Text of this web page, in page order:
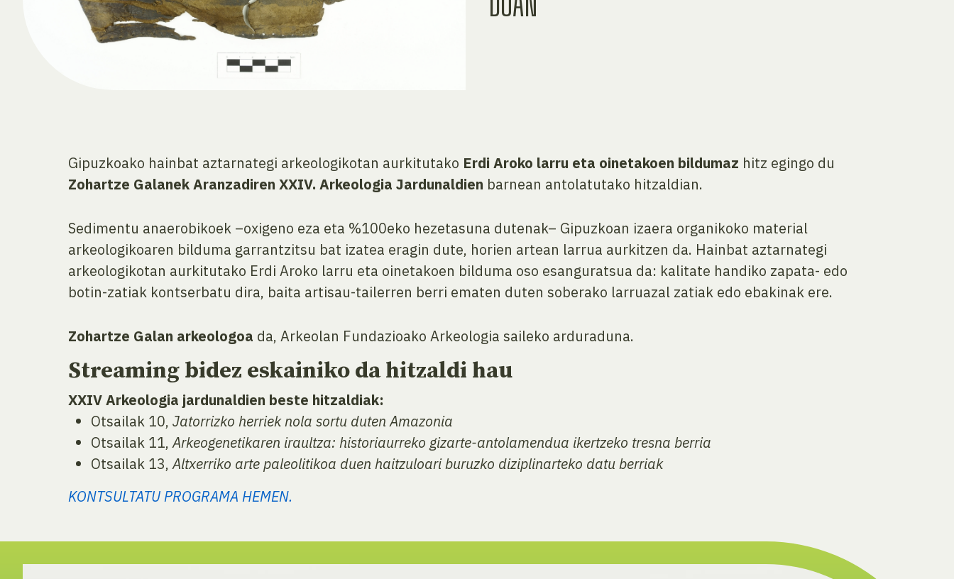
Gipuzkoako hainbat aztarnategi arkeologikotan aurkitutako Erdi Aroko larru eta oinetakoen bildumaz hitz egingo du
Zohartze Galanek Aranzadiren XXIV. Arkeologia Jardunaldien barnean antolatutako hitzaldian.
Sedimentu anaerobikoek –oxigeno eza eta %100eko hezetasuna dutenak– Gipuzkoan izaera organikoko material
arkeologikoaren bilduma garrantzitsu bat izatea eragin dute, horien artean larrua aurkitzen da. Hainbat aztarnategi
arkeologikotan aurkitutako Erdi Aroko larru eta oinetakoen bilduma oso esanguratsua da: kalitate handiko zapata- edo
botin-zatiak kontserbatu dira, baita artisau-tailerren berri ematen duten soberako larruazal zatiak edo ebakinak ere.
Zohartze Galan arkeologoa da, Arkeolan Fundazioako Arkeologia saileko arduraduna.
Streaming bidez eskainiko da hitzaldi hau
XXIV Arkeologia jardunaldien beste hitzaldiak:
Otsailak 10, Jatorrizko herriek nola sortu duten Amazonia
Otsailak 11,Arkeogenetikaren iraultza: historiaurreko gizarte-antolamendua ikertzeko tresna berria
Otsailak 13,Altxerriko arte paleolitikoa duen haitzuloari buruzko diziplinarteko datu berriak
KONTSULTATU PROGRAMA HEMEN.